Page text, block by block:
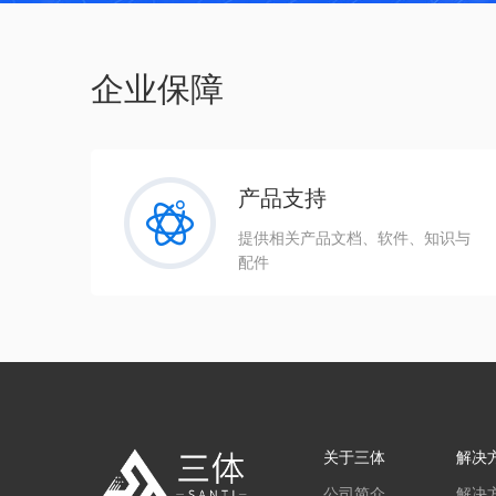
企业保障
产品支持
提供相关产品文档、软件、知识与
配件
关于三体
解决